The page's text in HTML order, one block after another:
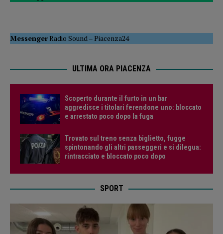
MessengerRadio Sound –Piacenza24
ULTIMA ORA PIACENZA
Scoperto durante il furto in un bar
aggredisce i titolari ferendone uno: bloccato
e arrestato poco dopo la fuga
Trovato sul treno senza biglietto, fugge
spintonando gli altri passeggeri e si dilegua:
rintracciato e bloccato poco dopo
SPORT